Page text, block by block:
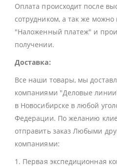
Оплата происходит после
сотрудником, а так же можно
"Наложенный платеж" и
получении.
Доставка:
Все наши товары, мы
компаниями "Деловые
в Новосибирске в любой
Федерации. По желанию
отправить заказ Любыми
компаниями:
1. Первая экспедиционная